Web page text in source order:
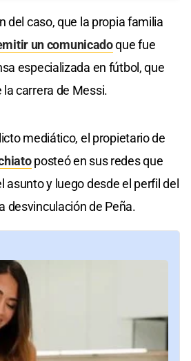
del caso, que la propia familia
un comunicadoque fue
especializada en fútbol, que
carrera de Messi.
mediático, el propietario de
posteó en sus redes que
asunto y luego desde el perfil del
desvinculación de Peña.